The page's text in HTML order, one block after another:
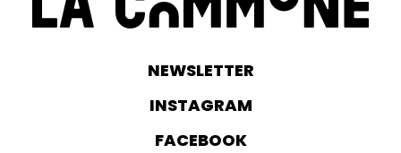
NEWSLETTER
INSTAGRAM
FACEBOOK